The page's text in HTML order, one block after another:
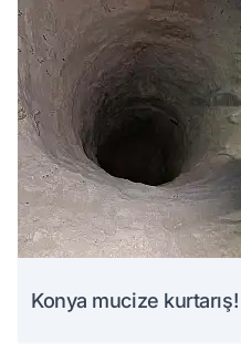
Konya mucize